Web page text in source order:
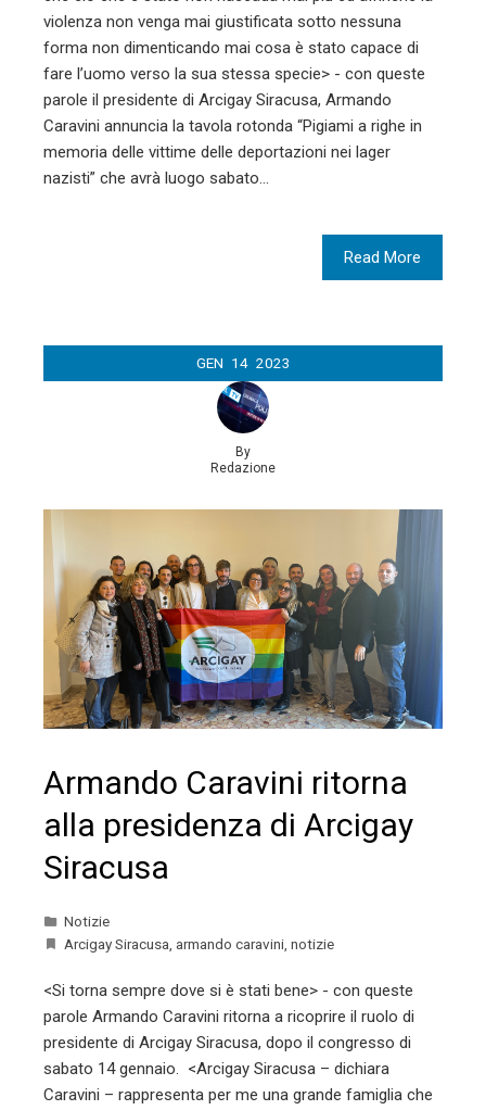
violenza non venga mai giustificata sotto nessuna
forma non dimenticando mai cosa è stato capace di
fare l’uomo verso la sua stessa specie> - con queste
parole il presidente di Arcigay Siracusa, Armando
Caravini annuncia la tavola rotonda “Pigiami a righe in
memoria delle vittime delle deportazioni nei lager
nazisti” che avrà luogo sabato…
Read More
GEN 14 2023
By
Redazione
Armando Caravini ritorna
alla presidenza di Arcigay
Siracusa
Notizie
Arcigay Siracusa armando caravini notizie
<Si torna sempre dove si è stati bene> - con queste
parole Armando Caravini ritorna a ricoprire il ruolo di
presidente di Arcigay Siracusa, dopo il congresso di
sabato 14 gennaio. <Arcigay Siracusa – dichiara
Caravini – rappresenta per me una grande famiglia che